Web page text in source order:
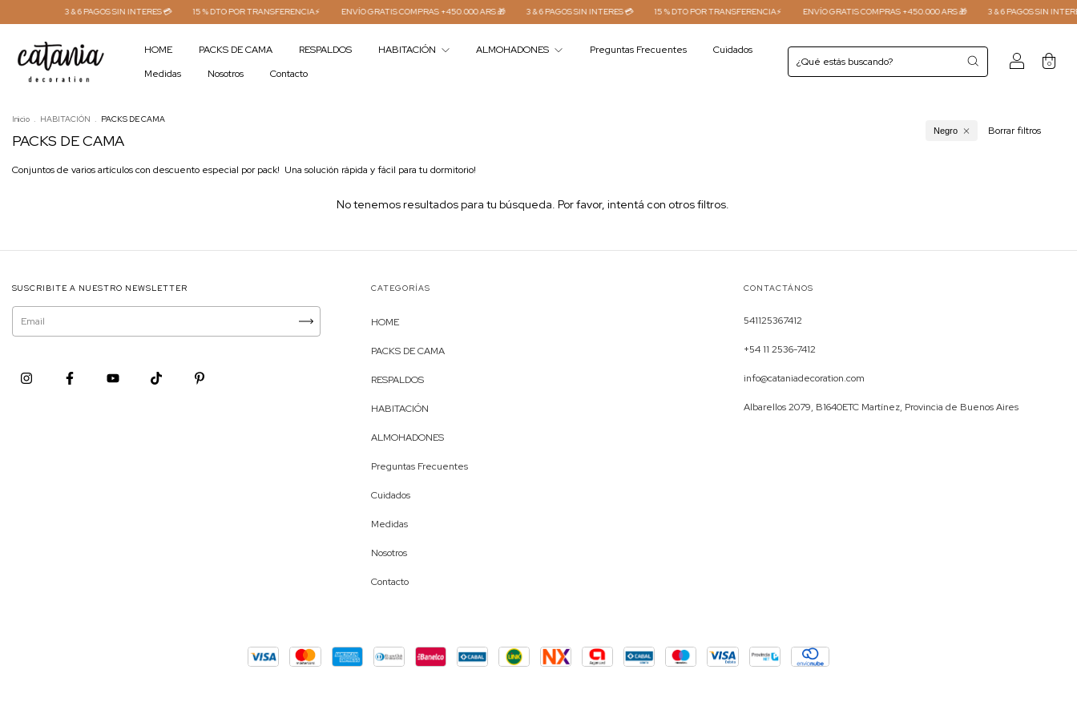
3 & 6 PAGOS SIN INTERES 💳 15 % DTO POR TRANSFERENCIA⚡ ENVÍO GRATIS COMPRAS +450.000 ARS 🎁 3 & 6 PAGOS SIN INTERES 💳 15 % DTO POR TRANSFERENCIA⚡ ENVÍO GRATIS COMPRAS +450.000 ARS 🎁 3 & 6 PAGOS SIN INTERES
HOME PACKS DE CAMA RESPALDOS HABITACIÓN ALMOHADONES Preguntas Frecuentes
Cuidados
Medidas
Nosotros Contacto
0
Inicio . HABITACIÓN . PACKS DE CAMA
PACKS DE CAMA
Negro Borrar filtros
Conjuntos de varios artículos con descuento especial por pack! Una solución rápida y fácil para tu dormitorio!
No tenemos resultados para tu búsqueda. Por favor, intentá con otros filtros.
SUSCRIBITE A NUESTRO NEWSLETTER CATEGORÍAS
HOME
PACKS DE CAMA
RESPALDOS
HABITACIÓN
ALMOHADONES
Preguntas Frecuentes
Cuidados
Medidas
Nosotros
Contacto
CONTACTÁNOS
541125367412
+54 11 2536-7412
info@cataniadecoration.com
Albarellos 2079, B1640ETC Martínez, Provincia de Buenos Aires